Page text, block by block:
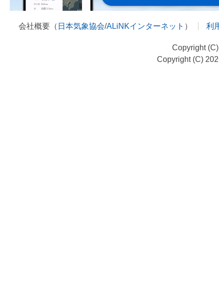
会社概要（ 日本気象協会/ALiNKインターネット ） 利
Copyright
Copyright (C)